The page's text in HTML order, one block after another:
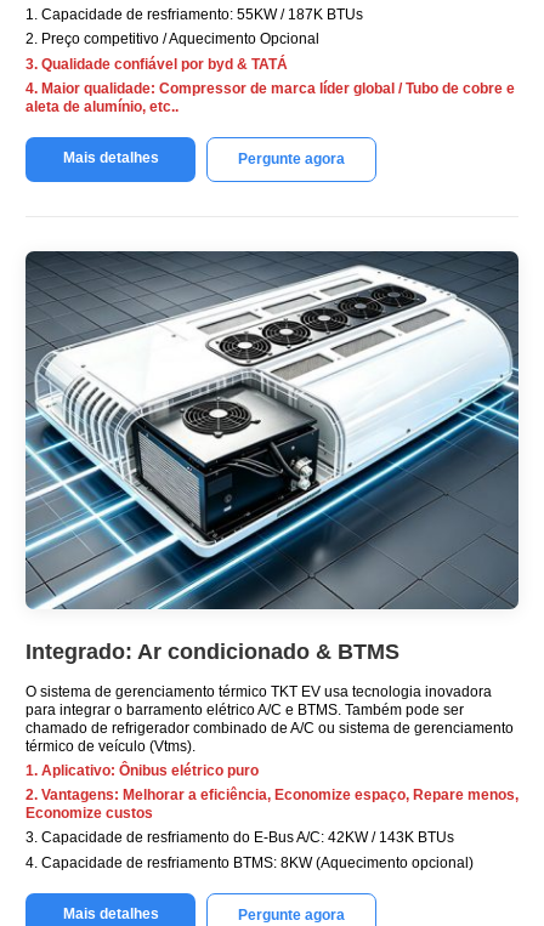
1. Capacidade de resfriamento: 55KW / 187K BTUs
2. Preço competitivo / Aquecimento Opcional
3. Qualidade confiável por byd & TATÁ
4. Maior qualidade: Compressor de marca líder global / Tubo de cobre e
aleta de alumínio, etc..
Mais detalhes Pergunte agora
Integrado: Ar condicionado & BTMS
O sistema de gerenciamento térmico TKT EV usa tecnologia inovadora
para integrar o barramento elétrico A/C e BTMS. Também pode ser
chamado de refrigerador combinado de A/C ou sistema de gerenciamento
térmico de veículo (Vtms).
1. Aplicativo: Ônibus elétrico puro
2. Vantagens: Melhorar a eficiência, Economize espaço, Repare menos,
Economize custos
3. Capacidade de resfriamento do E-Bus A/C: 42KW / 143K BTUs
4. Capacidade de resfriamento BTMS: 8KW (Aquecimento opcional)
Mais detalhes Pergunte agora